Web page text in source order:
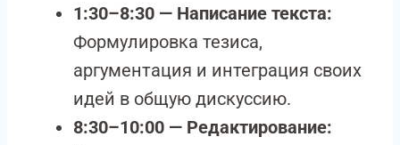
1:30–8:30 — Написание текста:
Формулировка тезиса,
аргументация и интеграция своих
идей в общую дискуссию.
8:30–10:00 — Редактирование: